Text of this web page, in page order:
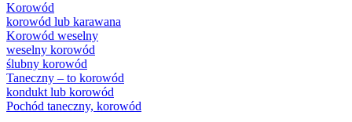
Korowód
korowód lub karawana
Korowód weselny
weselny korowód
ślubny korowód
Taneczny – to korowód
kondukt lub korowód
Pochód taneczny, korowód